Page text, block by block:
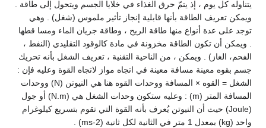
يتناوله كل يوم ، إذ يتمّ حرق الغذاء في خلايا الجسم ويتحول إلى طاقة .
ويمكن تعريف الطاقة بأنها قابلية إنجاز تأثير ملموس (شغل) . وهي
توجد على عدة أنواع منها طاقة الريح ، وطاقة جريان الماء ومسا قطها
. ويمكن أن تكون الطاقة مخزونة في مادة كالوقود التقليدي (النفط ،
الفحم، الغاز) . ويمكن ، من الناحية التقنية ، تعريف الشغل بأنه تحريك
جسم بقوه معينة مسافة معينة في اتجاه مواز لاتجاه القوة وعليه فإن :
الشغل = القوه × المسافة ووحدات القوه هنا هي النيوتن (N) ووحدات
المسافة المتر (m) : وعليه ستكون وحدات الشغل هي (N.m) أو جول
(Joule) حيث أن النيوتن يُعرف بأنه القوة التي تقوم بتسريع كيلوغرام
واحد (kg) بمعدل 1 متر في الثانية لكل ثانية (ms-2) .